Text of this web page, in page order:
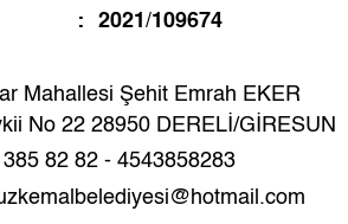
: 2021/109674
Mahallesi Şehit Emrah EKER
No 22 28950 DERELİ/GİRESUN
82 82 - 4543858283